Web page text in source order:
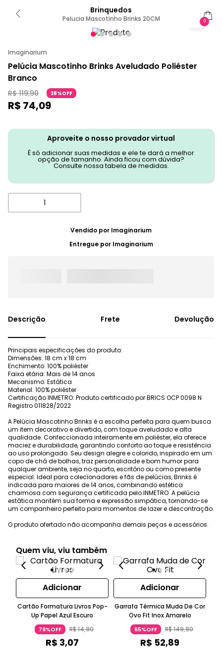
Brinquedos
Pelucia Mascotinho Brinks 20CM 0
Imaginarium
Pelúcia Mascotinho Brinks Aveludado Poliéster
Branco
R$ 119,90 38%OFF
R$ 74,09
Aproveite o nosso provador virtual
É só adicionar suas medidas e ele te dará a melhor
opção de tamanho. Ainda ficou com dúvida?
Consulte nossa tabela de medidas.
Vendido por Imaginarium
Entregue por Imaginarium
Frete Devolução
Principais especificações do produto:
Dimensões: 18 cm x 18 cm
Enchimento: 100% poliéster
Faixa etária: Mais de 14 anos
Mecanismo: Estática
Material: 100% poliéster
Certificação INMETRO: Produto certificado por BRICS OCP 0098 N
Registro 011828/2022
A Pelúcia Mascotinho Brinks é a escolha perfeita para quem busca
um item decorativo e divertido, com toque aveludado e alta
qualidade. Confeccionada inteiramente em poliéster, ela oferece
maciez e durabilidade, garantindo conforto ao toque e resistência
ao uso prolongado. Seu design alegre e colorido, inspirado em um
copo de chá de bolhas, traz personalidade e bom humor para
qualquer ambiente, seja no quarto, escritório ou como presente
especial. Ideal para colecionadores e fãs de pelúcias, Brinks é
indicada para maiores de 14 anos, combinando estética
charmosa com segurança certificada pelo INMETRO. A pelúcia
estática mantém sua forma e expressão simpática, tornando-se
um companheiro perfeito para momentos de lazer e descontração.
O produto ofertado não acompanha demais peças e acessórios.
Quem viu, viu também
Adicionar
Cartão Formatura Livros Pop-
Up Papel Azul Escuro
79%OFF R$14,90
R$ 3,07
Adicionar
Garrafa Térmica Muda De Cor
Ovo Fit Inox Amarelo
65%OFF R$149,90
R$ 52,89